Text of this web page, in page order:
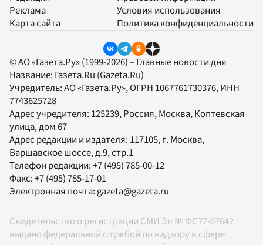
Реклама
Карта сайта
Условия использования
Политика конфиденциальности
© АО «Газета.Ру» (1999-2026) – Главные новости дня
Название: Газета.Ru (Gazeta.Ru)
Учредитель:АО «Газета.Ру», ОГРН 1067761730376, ИНН
7743625728
Адрес учредителя: 125239, Россия, Москва, Коптевская
улица, дом 67
Адрес редакции и издателя: 117105, г. Москва,
Варшавское шоссе, д.9, стр.1
Телефон редакции:+7 (495) 785-00-12
Факс:+7 (495) 785-17-01
Электронная почта:gazeta@gazeta.ru
Свидетельство о регистрации СМИ Эл № ФС77-67642
выдано федеральной службой по надзору в сфере